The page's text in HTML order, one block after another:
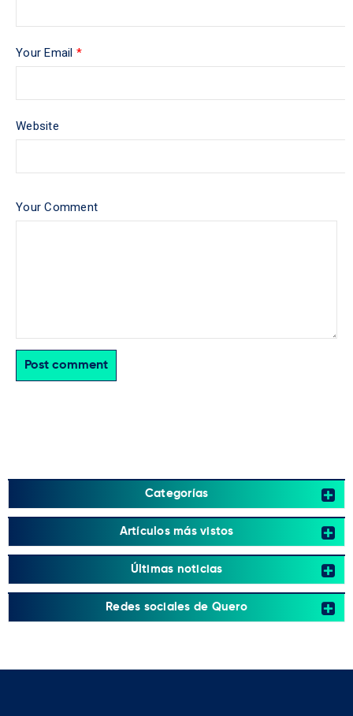
Your Email *
Website
Your Comment
Post comment
Categorías
Artículos más vistos
Últimas noticias
Redes sociales de Quero